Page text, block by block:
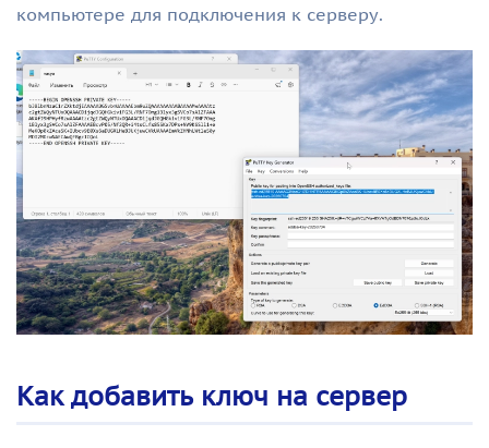
компьютере для подключения к серверу.
Как добавить ключ на сервер